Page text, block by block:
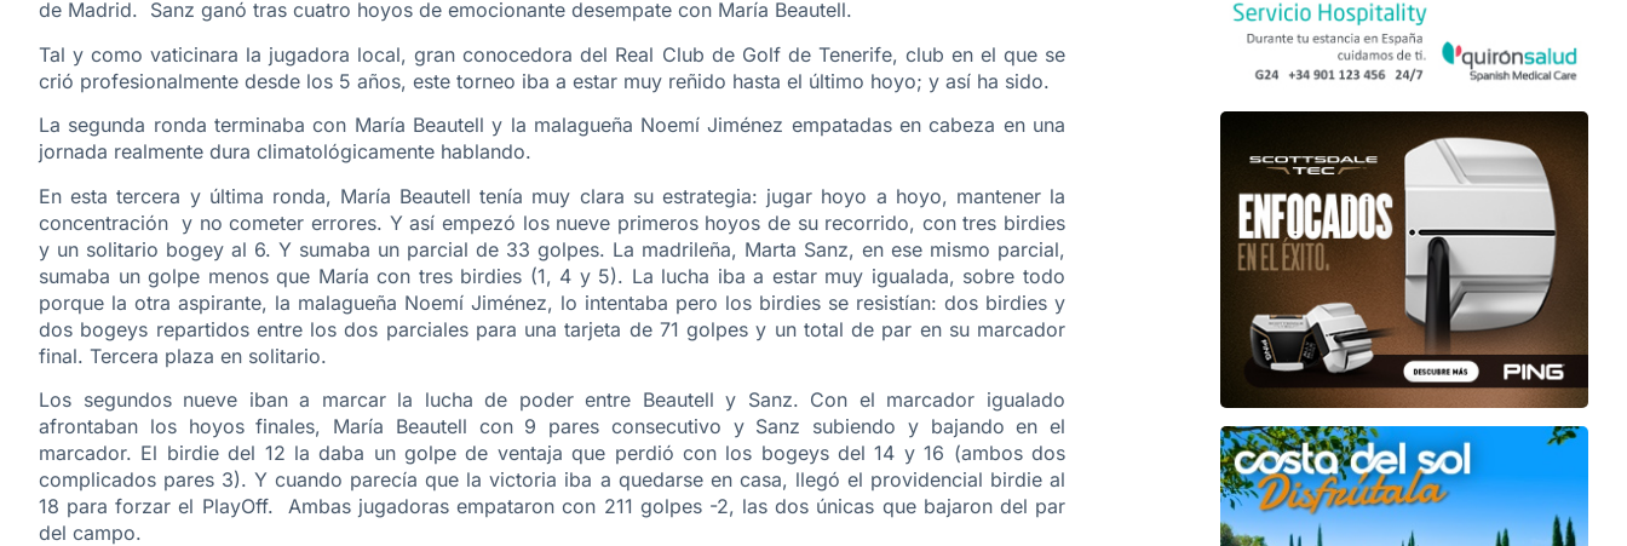
de Madrid. Sanz ganó tras cuatro hoyos de emocionante desempate con María Beautell.
Tal y como vaticinara la jugadora local, gran conocedora del Real Club de Golf de Tenerife, club en el que se
crió profesionalmente desde los 5 años, este torneo iba a estar muy reñido hasta el último hoyo; y así ha sido.
La segunda ronda terminaba con María Beautell y la malagueña Noemí Jiménez empatadas en cabeza en una
jornada realmente dura climatológicamente hablando.
En esta tercera y última ronda, María Beautell tenía muy clara su estrategia: jugar hoyo a hoyo, mantener la
concentración y no cometer errores. Y así empezó los nueve primeros hoyos de su recorrido, con tres birdies
y un solitario bogey al 6. Y sumaba un parcial de 33 golpes. La madrileña, Marta Sanz, en ese mismo parcial,
sumaba un golpe menos que María con tres birdies (1, 4 y 5). La lucha iba a estar muy igualada, sobre todo
porque la otra aspirante, la malagueña Noemí Jiménez, lo intentaba pero los birdies se resistían: dos birdies y
dos bogeys repartidos entre los dos parciales para una tarjeta de 71 golpes y un total de par en su marcador
final. Tercera plaza en solitario.
Los segundos nueve iban a marcar la lucha de poder entre Beautell y Sanz. Con el marcador igualado
afrontaban los hoyos finales, María Beautell con 9 pares consecutivo y Sanz subiendo y bajando en el
marcador. El birdie del 12 la daba un golpe de ventaja que perdió con los bogeys del 14 y 16 (ambos dos
complicados pares 3). Y cuando parecía que la victoria iba a quedarse en casa, llegó el providencial birdie al
18 para forzar el PlayOff. Ambas jugadoras empataron con 211 golpes -2, las dos únicas que bajaron del par
del campo.